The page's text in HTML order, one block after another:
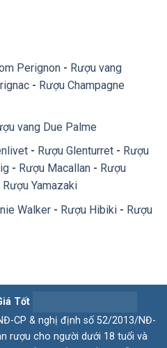
Perignon- Rượu vang
- Rượu Champagne
vang Due Palme
- Rượu Glenturret- Rượu
- Rượu Macallan- Rượu
Rượu Yamazaki
Walker- Rượu Hibiki- Rượu
Tốt
CP & nghị định số 52/2013/NĐ-
rượu cho người dưới 18 tuổi và